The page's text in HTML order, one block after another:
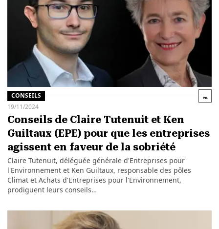
CONSEILS
19/11/2024
Conseils de Claire Tutenuit et Ken
Guiltaux (EPE) pour que les entreprises
agissent en faveur de la sobriété
Claire Tutenuit, déléguée générale d'Entreprises pour
l'Environnement et Ken Guiltaux, responsable des pôles
Climat et Achats d'Entreprises pour l'Environnement,
prodiguent leurs conseils…